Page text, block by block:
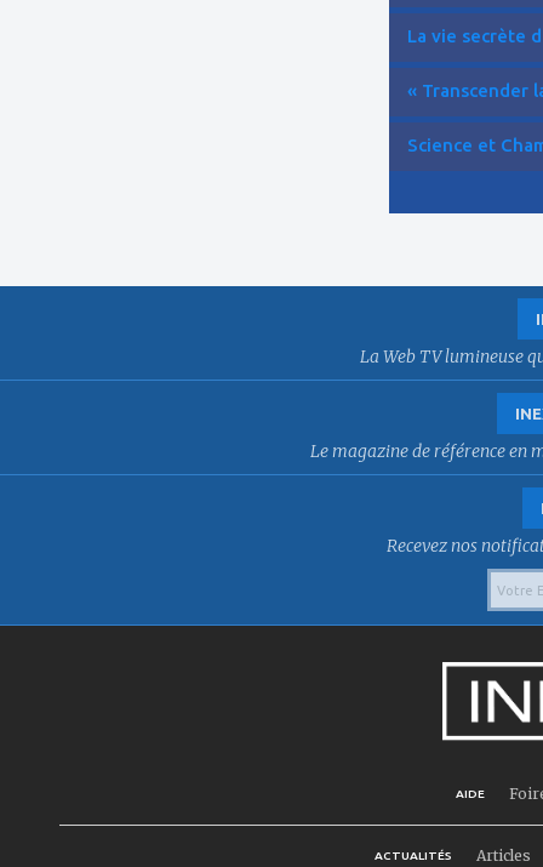
La vie secrète
« Transcender
Science et
La Web TV lumineuse
Le magazine de référence en
Recevez nos
AIDE
ACTUALITÉS Articles